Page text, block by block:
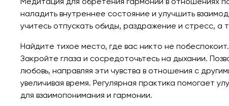
наладить внутреннее состояние и улучшить
учитесь отпускать обиды, раздражение и стресс, а
Найдите тихое место, где вас никто не
Закройте глаза и сосредоточьтесь на дыхании.
любовь, направляя эти чувства в отношения с
увеличивая время. Регулярная практика помогает
для взаимопонимания и гармонии.